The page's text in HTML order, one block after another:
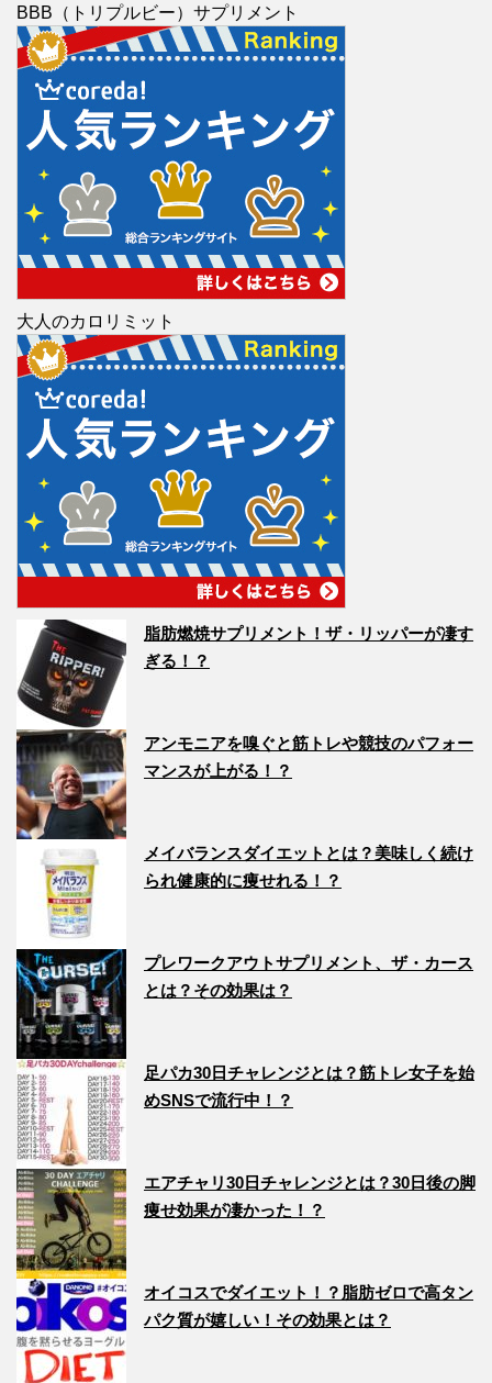
BBB（トリプルビー）サプリメント
大人のカロリミット
脂肪燃焼サプリメント！ザ・リッパーが凄す
ぎる！？
アンモニアを嗅ぐと筋トレや競技のパフォー
マンスが上がる！？
メイバランスダイエットとは？美味しく続け
られ健康的に痩せれる！？
プレワークアウトサプリメント、ザ・カース
とは？その効果は？
足パカ30日チャレンジとは？筋トレ女子を始
めSNSで流行中！？
エアチャリ30日チャレンジとは？30日後の脚
痩せ効果が凄かった！？
オイコスでダイエット！？脂肪ゼロで高タン
パク質が嬉しい！その効果とは？